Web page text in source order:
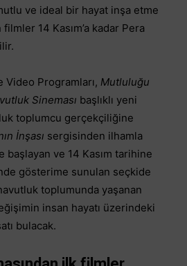
ve ideal bir hayat inşa etme
filmler 14 Kasım’a kadar Pera
Video Programları, Mutluluğu
Sineması başlıklı yeni
toplumcu gerçekçiliğine
İnşası sergisinden ilhamla
başlayan ve 14 Kasım tarihine
gösterime sunulan seçkide
toplumunda yaşanan
insan hayatı üzerindeki
bulacak.